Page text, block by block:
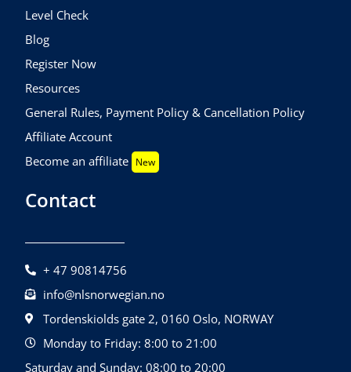
Level Check
Blog
Register Now
Resources
General Rules, Payment Policy & Cancellation Policy
Affiliate Account
Become an affiliate New
Contact
+ 47 90814756
info@nlsnorwegian.no
Tordenskiolds gate 2, 0160 Oslo, NORWAY
Monday to Friday: 8:00 to 21:00
Saturday and Sunday: 08:00 to 20:00